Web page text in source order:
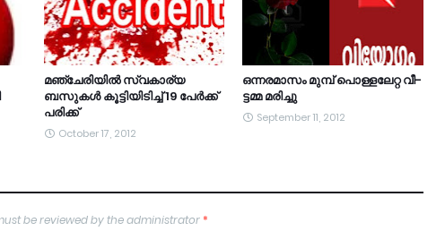
മഞ്ചേരിയില്‍ സ്വകാര്യ
ബസുകള്‍ കൂട്ടിയിടിച്ച് 19 പേര്‍ക്ക്
പരിക്ക്
October 17, 2012
ഒ­ന്ന­ര­മാ­സം മുമ്പ് പൊ­ള്ള­ലേ­റ്റ വീ­
ട്ട­മ്മ മ­രിച്ചു
September 11, 2012
be reviewed by the administrator*